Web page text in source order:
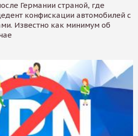
Германии страной, где
конфискации автомобилей с
Известно как минимум об